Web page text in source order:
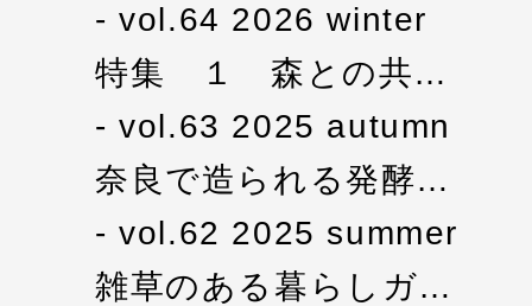
vol.64 2026 winter
特集 １ 森との共…
vol.63 2025 autumn
奈良で造られる発酵…
vol.62 2025 summer
雑草のある暮らしガ…